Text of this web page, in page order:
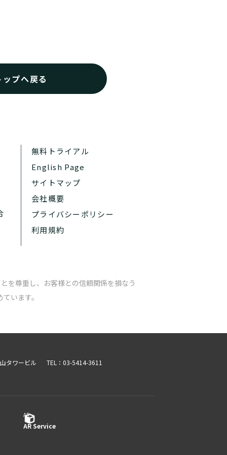
ップへ戻る
無料トライアル
English Page
サイトマップ
会社概要
プライバシーポリシー
利用規約
を尊重し、お客様との信頼関係を損なう
います。
タワービル TEL：03-5414-3611
AR ​
AR Service